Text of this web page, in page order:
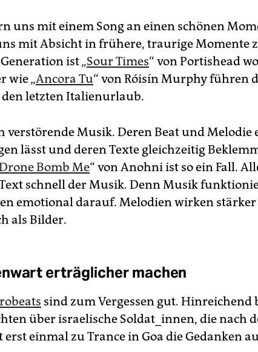
uns mit einem Song an einen schönen
mit Absicht in frühere, traurige Momente
ist „Sour Times“ von Portishead
wie „Ancora Tu“ von Róisín Murphy führen
den letzten Italienurlaub.
verstörende Musik. Deren Beat und Melodie
lässt und deren Texte gleichzeitig
Bomb Me“ von Anohni ist so ein Fall.
schnell der Musik. Denn Musik
emotional darauf. Melodien wirken stärker
als Bilder.
erträglicher machen
sind zum Vergessen gut. Hinreichend
über israelische Soldat_innen, die nach
erst einmal zu Trance in Goa die Gedanken